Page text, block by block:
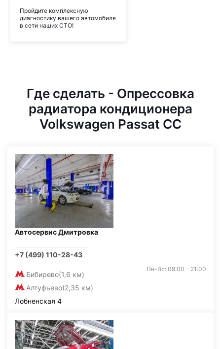
Пройдите комплексную
диагностику вашего автомобиля
в сети наших СТО!
Где сделать - Опрессовка
радиатора кондиционера
Volkswagen Passat CC
Автосервис Дмитровка
+7 (499) 110-28-43
Бибирево(1,6 км)
Алтуфьево(2,35 км)
Пн-Вс: 09:00 - 21:00
Лобненская 4